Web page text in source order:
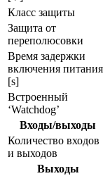
Класс защиты
Защита от
переполюсовки
Время задержки
включения питания
[s]
Встроенный
‘Watchdog’
Входы/выходы
Количество входов
и выходов
Выходы